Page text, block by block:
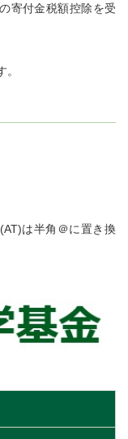
寄付金税額控除を受
は半角＠に置き換